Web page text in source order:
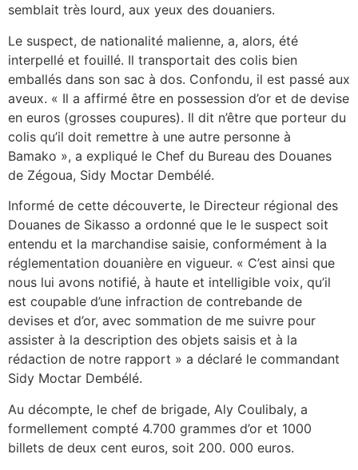
semblait très lourd, aux yeux des douaniers.
Le suspect, de nationalité malienne, a, alors, été
interpellé et fouillé. Il transportait des colis bien
emballés dans son sac à dos. Confondu, il est passé aux
aveux. « Il a affirmé être en possession d’or et de devise
en euros (grosses coupures). Il dit n’être que porteur du
colis qu’il doit remettre à une autre personne à
Bamako », a expliqué le Chef du Bureau des Douanes
de Zégoua, Sidy Moctar Dembélé.
Informé de cette découverte, le Directeur régional des
Douanes de Sikasso a ordonné que le le suspect soit
entendu et la marchandise saisie, conformément à la
réglementation douanière en vigueur. « C’est ainsi que
nous lui avons notifié, à haute et intelligible voix, qu’il
est coupable d’une infraction de contrebande de
devises et d’or, avec sommation de me suivre pour
assister à la description des objets saisis et à la
rédaction de notre rapport » a déclaré le commandant
Sidy Moctar Dembélé.
Au décompte, le chef de brigade, Aly Coulibaly, a
formellement compté 4.700 grammes d’or et 1000
billets de deux cent euros, soit 200. 000 euros.